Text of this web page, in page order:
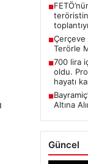
■
teröristin
■Çerçeve
Terörle
■700 lira
oldu.
hayatı
■
Altına
Güncel